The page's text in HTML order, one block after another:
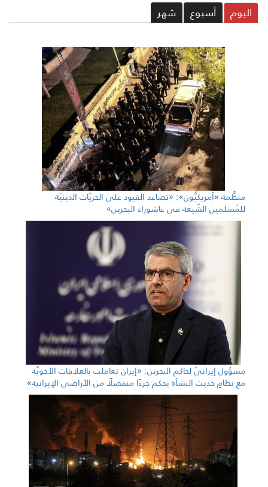
أسبوع شهر
منظَّمة «أمريكيُّون»: «تصاعد القيود على الحريّات الدينيّة
للمُسلمين الشّيعة في عاشوراء البحرين»
مسؤول إيرانيّ لحاكم البحرين: «إيران تعاملت بالعلاقات الأخويَّة
مع نظامٍ حديث النشأة يحكم جزءًا منفصلًا من الأراضي الإيرانية»